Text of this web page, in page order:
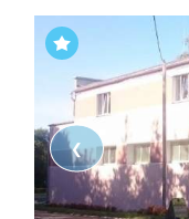
❮